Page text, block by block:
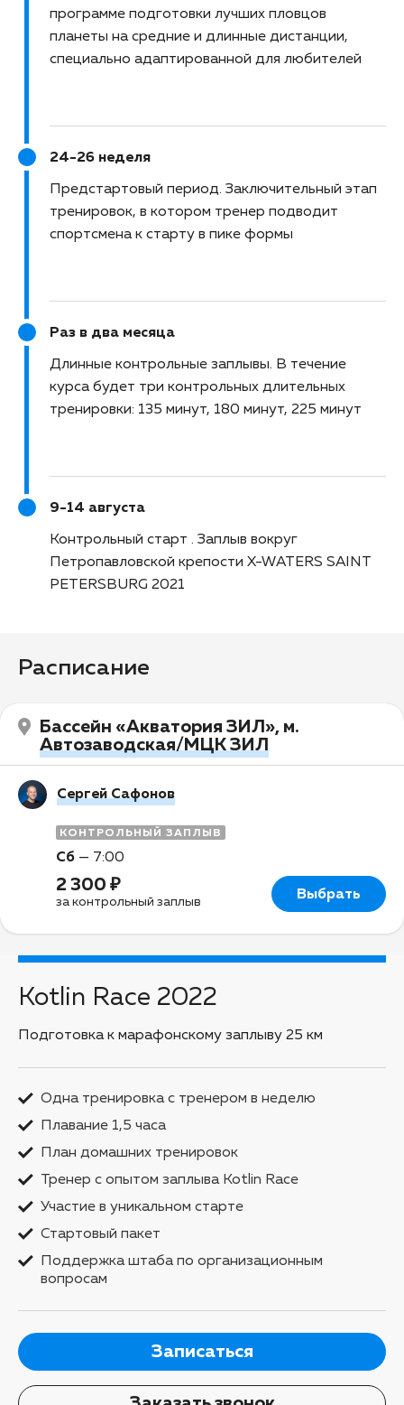
программе подготовки лучших пловцов
планеты на средние и длинные дистанции,
специально адаптированной для любителей
24-26 неделя
Предстартовый период Заключительный этап
тренировок, в котором тренер подводит
спортсмена к старту в пике формы
Раз в два месяца
Длинные контрольные заплывы
В течение
курса будет три контрольных длительных
тренировки: 135 минут, 180 минут, 225 минут
9-14 августа
Контрольный старт
Заплыв вокруг
Петропавловской крепости X-WATERS SAINT
PETERSBURG 2021
Расписание
Бассейн «Акватория ЗИЛ», м.
Автозаводская/МЦК ЗИЛ
Сергей Сафонов
КОНТРОЛЬНЫЙ ЗАПЛЫВ
Сб — 7:00
2 300 ₽
за контрольный заплыв Выбрать
Kotlin Race 2022
Подготовка к марафонскому заплыву 25 км
Одна тренировка с тренером в неделю
Плавание 1,5 часа
План домашних тренировок
Тренер с опытом заплыва Kotlin Race
Участие в уникальном старте
Стартовый пакет
Поддержка штаба по организационным
вопросам
Записаться